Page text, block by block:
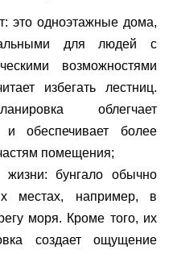
это одноэтажные дома,
для людей с
возможностями
избегать лестниц.
облегчает
обеспечивает более
помещения;
жизни: бунгало обычно
местах, например, в
моря. Кроме того, их
создает ощущение